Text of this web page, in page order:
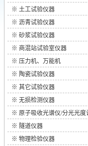
※ 土工试验仪器
※ 沥青试验仪器
※ 砂浆试验仪器
※ 商混站试验室仪器
※ 压力机、万能机
※ 陶瓷试验仪器
※ 其它试验仪器
※ 无损检测仪器
※ 原子吸收光谱仪/分光光度
※ 隧道仪器
※ 物理检验仪器